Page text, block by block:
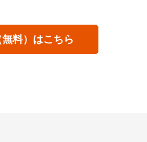
料）はこちら